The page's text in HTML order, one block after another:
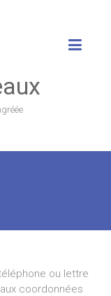
ou lettre
coordonnées